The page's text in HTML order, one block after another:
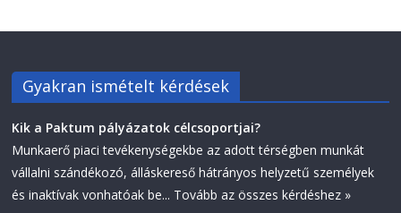
Gyakran ismételt kérdések
Kik a Paktum pályázatok célcsoportjai?
Munkaerő piaci tevékenységekbe az adott térségben munkát
vállalni szándékozó, álláskereső hátrányos helyzetű személyek
és inaktívak vonhatóak be... Tovább az összes kérdéshez »